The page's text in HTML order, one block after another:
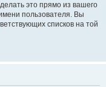
это прямо из вашего
пользователя. Вы
списков на той